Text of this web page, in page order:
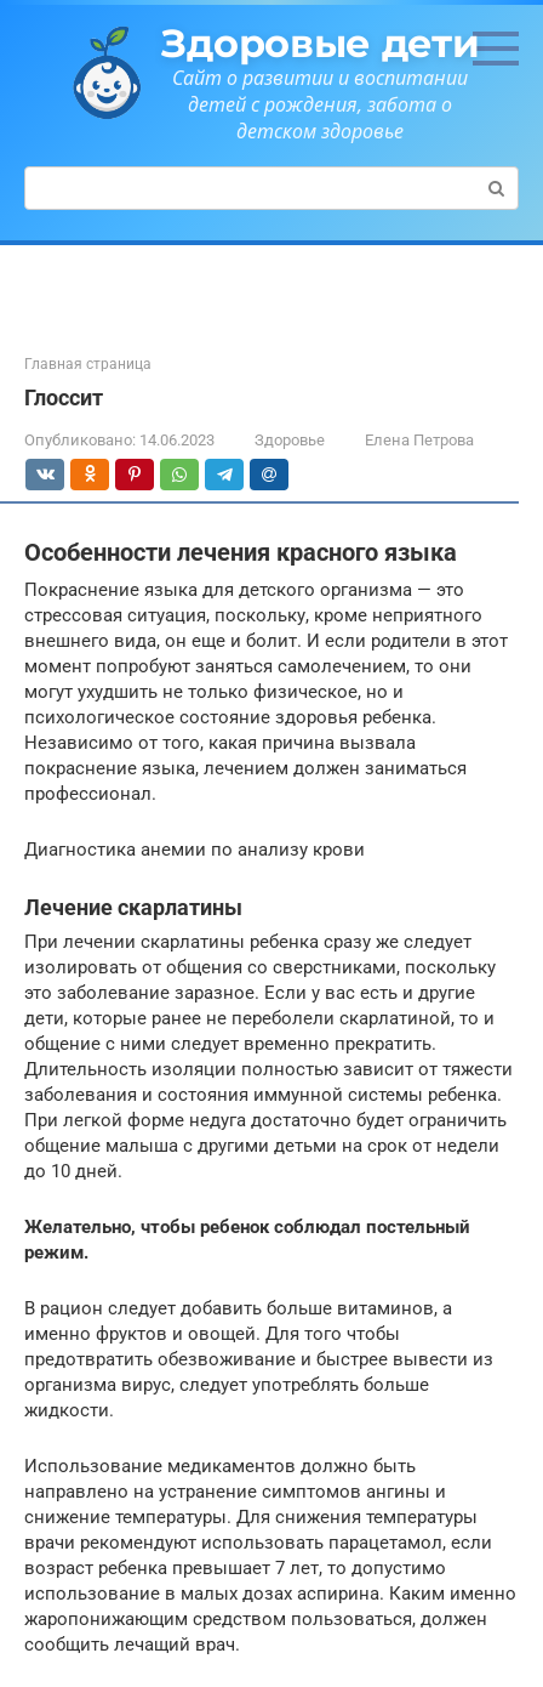
Здоровые дети
Сайт о развитии и воспитании
детей с рождения, забота о
детском здоровье
Поиск:
Главная страница
Глоссит
Опубликовано: 14.06.2023 Здоровье Елена Петрова
Особенности лечения красного языка
Покраснение языка для детского организма — это
стрессовая ситуация, поскольку, кроме неприятного
внешнего вида, он еще и болит. И если родители в этот
момент попробуют заняться самолечением, то они
могут ухудшить не только физическое, но и
психологическое состояние здоровья ребенка.
Независимо от того, какая причина вызвала
покраснение языка, лечением должен заниматься
профессионал.
Диагностика анемии по анализу крови
Лечение скарлатины
При лечении скарлатины ребенка сразу же следует
изолировать от общения со сверстниками, поскольку
это заболевание заразное. Если у вас есть и другие
дети, которые ранее не переболели скарлатиной, то и
общение с ними следует временно прекратить.
Длительность изоляции полностью зависит от тяжести
заболевания и состояния иммунной системы ребенка.
При легкой форме недуга достаточно будет ограничить
общение малыша с другими детьми на срок от недели
до 10 дней.
Желательно, чтобы ребенок соблюдал постельный
режим.
В рацион следует добавить больше витаминов, а
именно фруктов и овощей. Для того чтобы
предотвратить обезвоживание и быстрее вывести из
организма вирус, следует употреблять больше
жидкости.
Использование медикаментов должно быть
направлено на устранение симптомов ангины и
снижение температуры. Для снижения температуры
врачи рекомендуют использовать парацетамол, если
возраст ребенка превышает 7 лет, то допустимо
использование в малых дозах аспирина. Каким именно
жаропонижающим средством пользоваться, должен
сообщить лечащий врач.